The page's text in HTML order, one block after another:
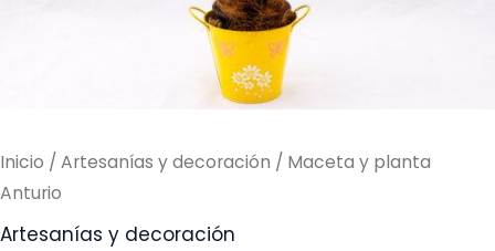
Inicio / Artesanías y decoración / Maceta y planta
Anturio
Artesanías y decoración